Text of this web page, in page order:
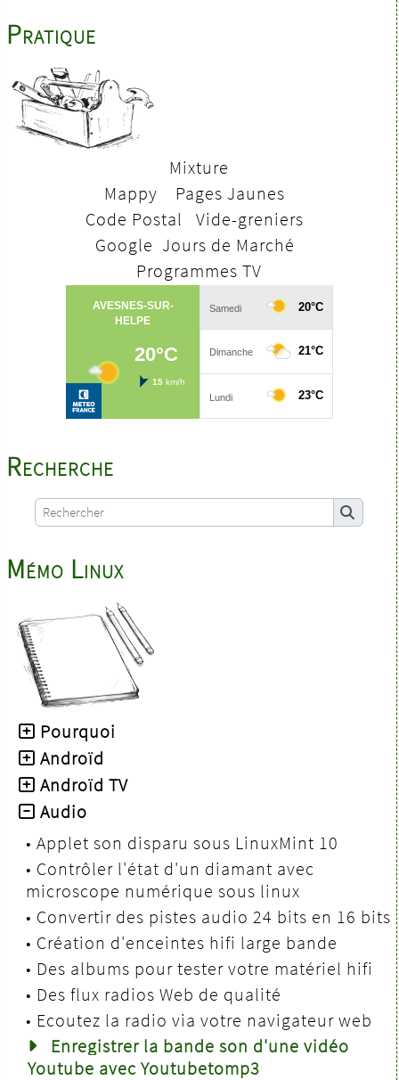
Pratique
Mixture
Mappy
Pages Jaunes
Code Postal
Vide-greniers
Google Jours de Marché
Programmes TV
Recherche
Mémo Linux
Pourquoi
Androïd
Androïd TV
Audio
• Applet son disparu sous LinuxMint 10
• Contrôler l'état d'un diamant avec
microscope numérique sous linux
• Convertir des pistes audio 24 bits en 16 bits
• Création d'enceintes hifi large bande
• Des albums pour tester votre matériel hifi
• Des flux radios Web de qualité
• Ecoutez la radio via votre navigateur web
Enregistrer la bande son d'une vidéo
Youtube avec Youtubetomp3